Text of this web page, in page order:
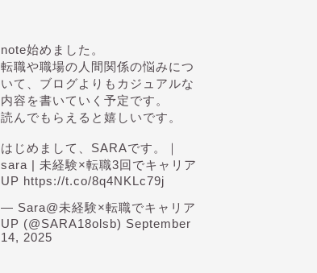
note始めました。
転職や職場の人間関係の悩みにつ
いて、ブログよりもカジュアルな
内容を書いていく予定です。
読んでもらえると嬉しいです。
はじめまして、SARAです。｜
sara | 未経験×転職3回でキャリア
UP https://t.co/8q4NKLc79j
— Sara@未経験×転職でキャリア
UP (@SARA18olsb) September
14, 2025